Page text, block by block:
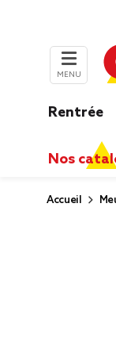
MENU
Rentrée
Nos
Accueil